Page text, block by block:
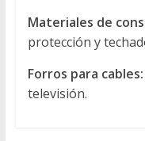
Materiales de
protección y
Forros para cables:
televisión.